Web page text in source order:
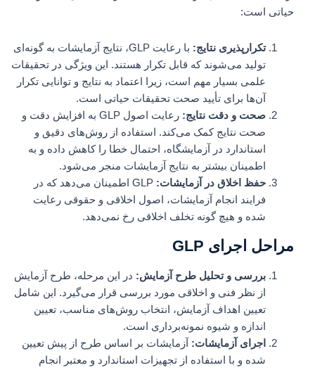
حیاتی است:
تکرارپذیری نتایج:
با رعایت GLP، نتایج آزمایشات به گونه‌ای
تولید می‌شوند که قابل تکرار هستند. این ویژگی در تحقیقات
علمی بسیار مهم است، زیرا اعتماد به نتایج و توانایی تکرار
آن‌ها برای تأیید صحت تحقیقات حیاتی است.
صحت و دقت نتایج:
رعایت اصول GLP به افزایش دقت و
صحت نتایج کمک می‌کند. استفاده از روش‌های دقیق و
استاندارد در آزمایشگاه، احتمال خطا را کاهش داده و به
اطمینان بیشتر به نتایج آزمایشات منجر می‌شود.
حفظ اخلاق در آزمایشات:
GLP اطمینان می‌دهد که در
فرایند انجام آزمایشات، اصول اخلاقی و حقوقی رعایت
شده و هیچ گونه تخلف اخلاقی رخ نمی‌دهد.
مراحل اجرای GLP
بررسی و تحلیل طرح آزمایش:در این مرحله، طرح آزمایش
از نظر فنی و اخلاقی مورد بررسی قرار می‌گیرد. این شامل
تعیین اهداف آزمایش، انتخاب روش‌های مناسب، تعیین
اندازه و شیوه نمونه‌برداری است.
اجرای آزمایشات:آزمایشات بر اساس طرح از پیش تعیین
شده و با استفاده از تجهیزات استاندارد و معتبر انجام